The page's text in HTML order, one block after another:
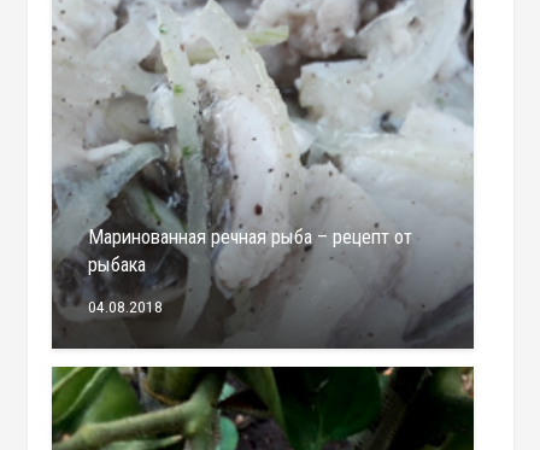
Маринованная речная рыба – рецепт от
рыбака
04.08.2018